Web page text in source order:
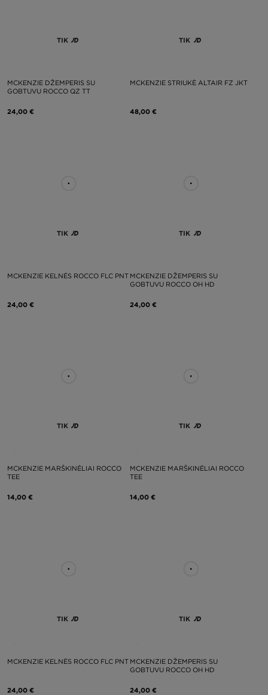
TIK
MCKENZIE DŽEMPERIS SU
GOBTUVU ROCCO QZ TT
24,00 €
TIK
MCKENZIE STRIUKĖ ALTAIR FZ JKT
48,00 €
TIK
MCKENZIE KELNĖS ROCCO FLC PNT
24,00 €
TIK
MCKENZIE DŽEMPERIS SU
GOBTUVU ROCCO OH HD
24,00 €
TIK
MCKENZIE MARŠKINĖLIAI ROCCO
TEE
14,00 €
TIK
MCKENZIE MARŠKINĖLIAI ROCCO
TEE
14,00 €
TIK
MCKENZIE KELNĖS ROCCO FLC PNT
24,00 €
TIK
MCKENZIE DŽEMPERIS SU
GOBTUVU ROCCO OH HD
24,00 €